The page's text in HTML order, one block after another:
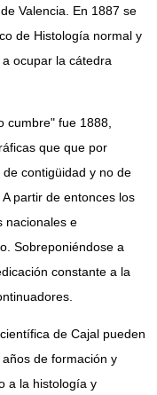
Valencia. En 1887 se
de Histología normal y
ocupar la cátedra
cumbre" fue 1888,
que que por
contigüidad y no de
partir de entonces los
nacionales e
Sobreponiéndose a
constante a la
de Cajal pueden
de formación y
a la histología y